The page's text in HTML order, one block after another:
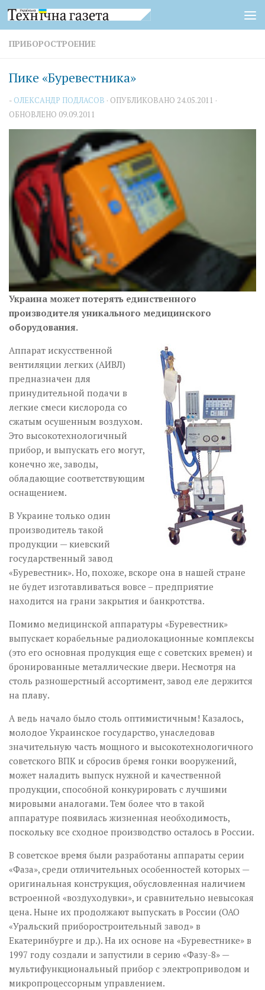
Перейти к содержимому
ПРИБОРОСТРОЕНИЕ
Пике «Буревестника»
- ОЛЕКСАНДР ПОДЛАСОВ · ОПУБЛИКОВАНО 24.05.2011 ·
ОБНОВЛЕНО 09.09.2011
Украина может потерять единственного
производителя уникального медицинского
оборудования.
Аппарат искусственной
вентиляции легких (АИВЛ)
предназначен для
принудительной подачи в
легкие смеси кислорода со
сжатым осушенным воздухом.
Это высокотехнологичный
прибор, и выпускать его могут,
конечно же, заводы,
обладающие соответствующим
оснащением.
В Украине только один
производитель такой
продукции — киевский
государственный завод
«Буревестник». Но, похоже, вскоре она в нашей стране
не будет изготавливаться вовсе – предприятие
находится на грани закрытия и банкротства.
Помимо медицинской аппаратуры «Буревестник»
выпускает корабельные радио­локационные комплексы
(это его основная продукция еще с советских времен) и
бронированные металлические двери. Несмотря на
столь разношерстный ассортимент, завод еле держится
на плаву.
А ведь начало было столь оптимистичным! Казалось,
молодое Украинское государство, унаследовав
значительную часть мощного и высокотехнологичного
советского ВПК и сбросив бремя гонки вооружений,
может наладить выпуск нужной и качественной
продукции, способной конкурировать с лучшими
мировыми аналогами. Тем более что в такой
аппаратуре появилась жизненная необходимость,
поскольку все сходное производство осталось в России.
В советское время были разработаны аппараты серии
«Фаза», среди отличительных особенностей которых —
оригинальная конструкция, обусловленная наличием
встроенной «воздуходувки», и сравнительно невысокая
цена. Ныне их продолжают выпускать в России (ОАО
«Уральский приборостроительный завод» в
Екатеринбурге и др.). На их основе на «Буревестнике» в
1997 году создали и запустили в серию «Фазу-8» —
мультифункцио­нальный прибор с электроприводом и
микропроцессорным управлением.